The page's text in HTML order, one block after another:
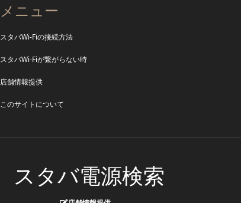
メニュー
スタバWi-Fiの接続方法
スタバWi-Fiが繋がらない時
店舗情報提供
このサイトについて
スタバ電源検索